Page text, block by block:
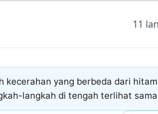
11
kecerahan yang berbeda dari
langkah di tengah terlihat